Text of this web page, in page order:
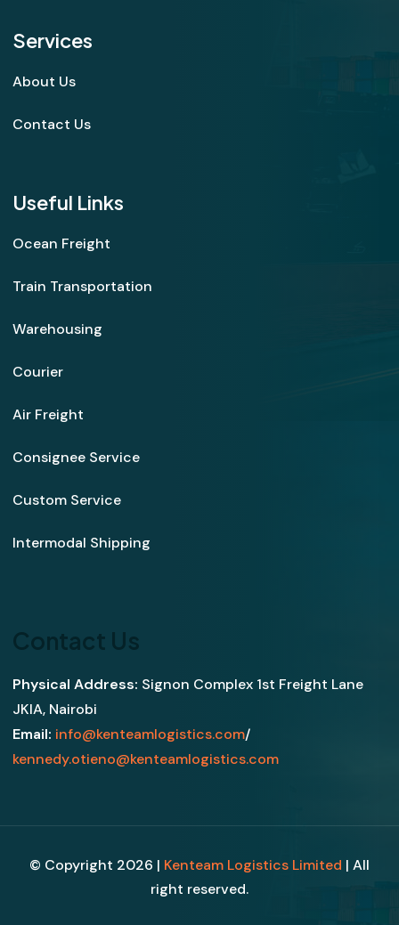
Services
About Us
Contact Us
Useful Links
Ocean Freight
Train Transportation
Warehousing
Courier
Air Freight
Consignee Service
Custom Service
Intermodal Shipping
Contact Us
Physical Address: Signon Complex 1st Freight Lane
JKIA, Nairobi
Email: info@kenteamlogistics.com/
kennedy.otieno@kenteamlogistics.com
© Copyright 2026 | Kenteam Logistics Limited | All
right reserved.